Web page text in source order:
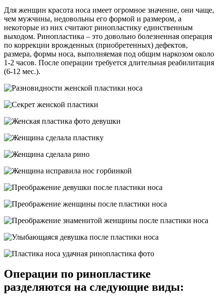
Для женщин красота носа имеет огромное значение, они чаще,
чем мужчины, недовольны его формой и размером, а
некоторые из них считают ринопластику единственным
выходом. Ринопластика – это довольно болезненная операция
по коррекции врожденных (приобретенных) дефектов,
размера, формы носа, выполняемая под общим наркозом около
1-2 часов. После операции требуется длительная реабилитация
(6-12 мес.).
Операции по ринопластике
разделяются на следующие виды: